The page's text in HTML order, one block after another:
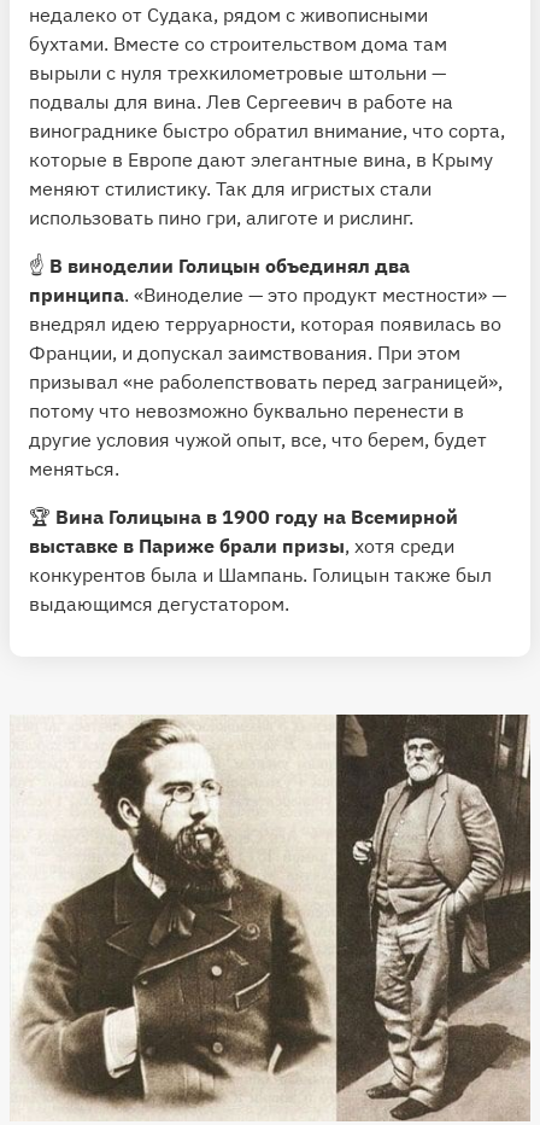
недалеко от Судака, рядом с живописными
бухтами. Вместе со строительством дома там
вырыли с нуля трехкилометровые штольни —
подвалы для вина. Лев Сергеевич в работе на
винограднике быстро обратил внимание, что сорта,
которые в Европе дают элегантные вина, в Крыму
меняют стилистику. Так для игристых стали
использовать пино гри, алиготе и рислинг.
☝️ В виноделии Голицын объединял два
принципа. «Виноделие — это продукт местности» —
внедрял идею терруарности, которая появилась во
Франции, и допускал заимствования. При этом
призывал «не раболепствовать перед заграницей»,
потому что невозможно буквально перенести в
другие условия чужой опыт, все, что берем, будет
меняться.
🏆 Вина Голицына в 1900 году на Всемирной
выставке в Париже брали призы, хотя среди
конкурентов была и Шампань. Голицын также был
выдающимся дегустатором.